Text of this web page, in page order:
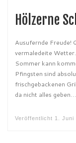
Hölzerne
Ausufernde Freude!
vermaledeite
Sommer kann
Pfingsten sind
frischgebackenen
da nicht alles geben…
Veröffentlicht 1. Juni